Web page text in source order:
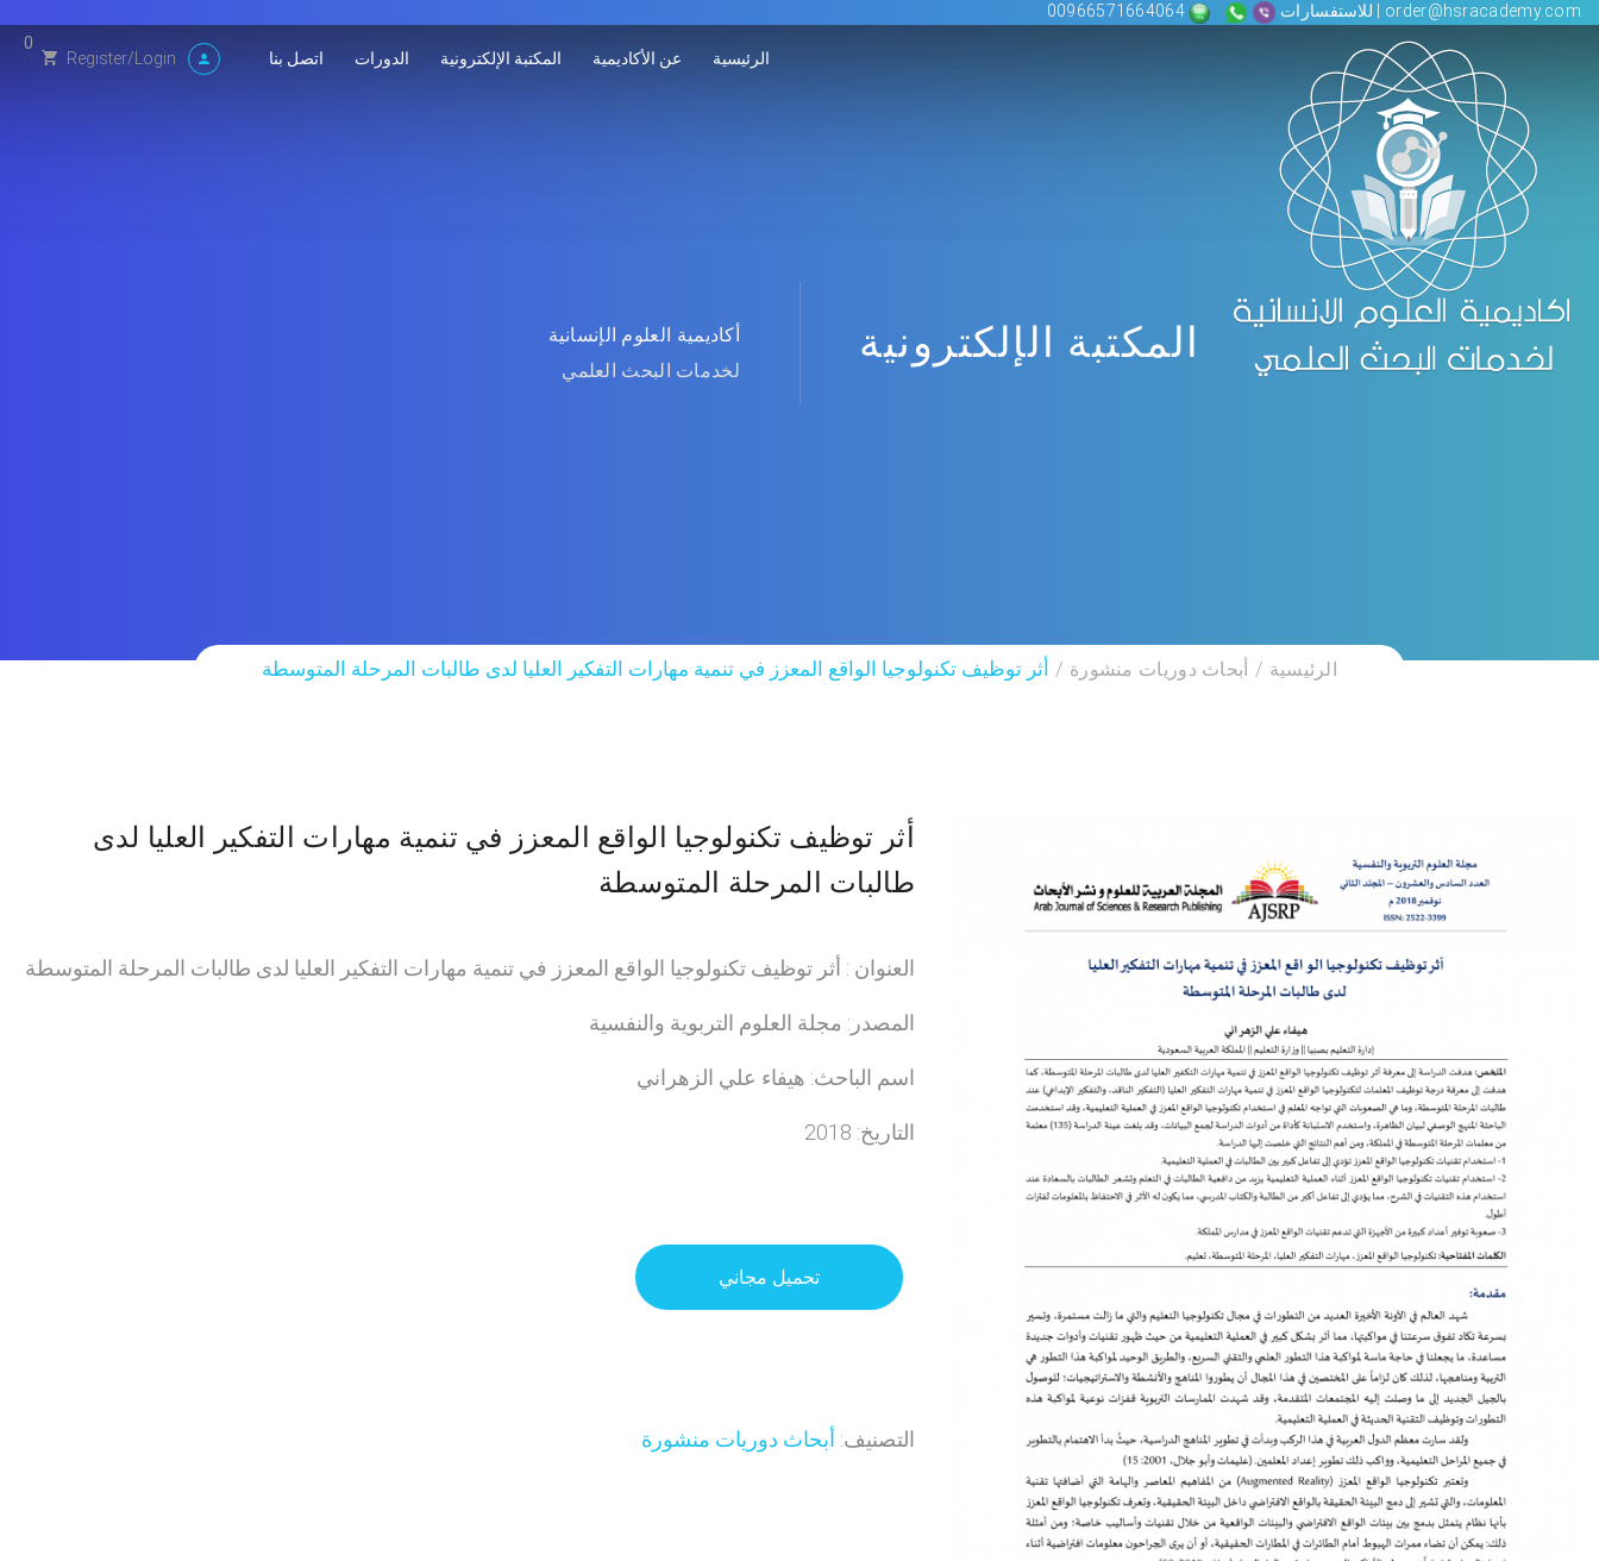
order@hsracademy.com | للاستفسارات 00966571664064
الرئيسية عن الأكاديمية المكتبة الإلكترونية الدورات اتصل بنا Register/Login
0
المكتبة الإلكترونية
أكاديمية العلوم الإنسانية
لخدمات البحث العلمي
الرئيسية أبحاث دوريات منشورة أثر توظيف تكنولوجيا الواقع المعزز في تنمية مهارات التفكير العليا لدى طالبات المرحلة المتوسطة
أثر توظيف تكنولوجيا الواقع المعزز في تنمية مهارات التفكير العليا لدى
طالبات المرحلة المتوسطة
العنوان : أثر توظيف تكنولوجيا الواقع المعزز في تنمية مهارات التفكير العليا لدى طالبات المرحلة المتوسطة
المصدر: مجلة العلوم التربوية والنفسية
اسم الباحث: هيفاء علي الزهراني
التاريخ: 2018
تحميل مجاني
التصنيف: أبحاث دوريات منشورة